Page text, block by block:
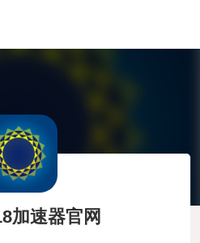
加速器官网